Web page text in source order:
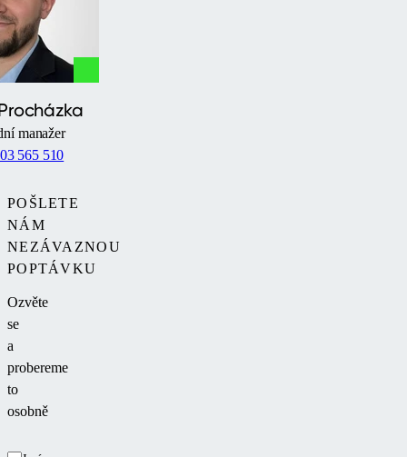
POŠLETE
NÁM
NEZÁVAZNOU
POPTÁVKU
Ozvěte
se
a
probereme
to
osobně
manažer
565 510